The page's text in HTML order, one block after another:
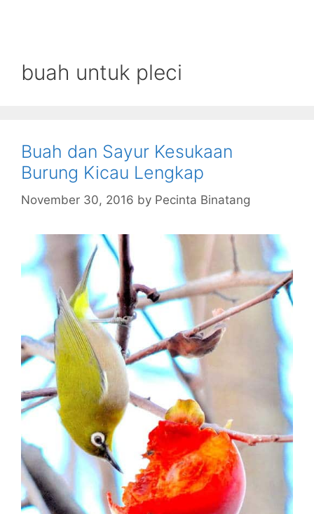
buah untuk pleci
Buah dan Sayur Kesukaan
Burung Kicau Lengkap
November 30, 2016 by Pecinta Binatang